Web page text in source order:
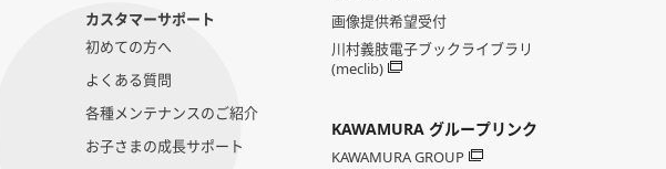
カスタマーサポート
初めての方へ
よくある質問
各種メンテナンスのご紹介
お子さまの成長サポート
画像提供希望受付
川村義肢電子ブックライブラリ
(meclib)
KAWAMURA グループリンク
KAWAMURA GROUP